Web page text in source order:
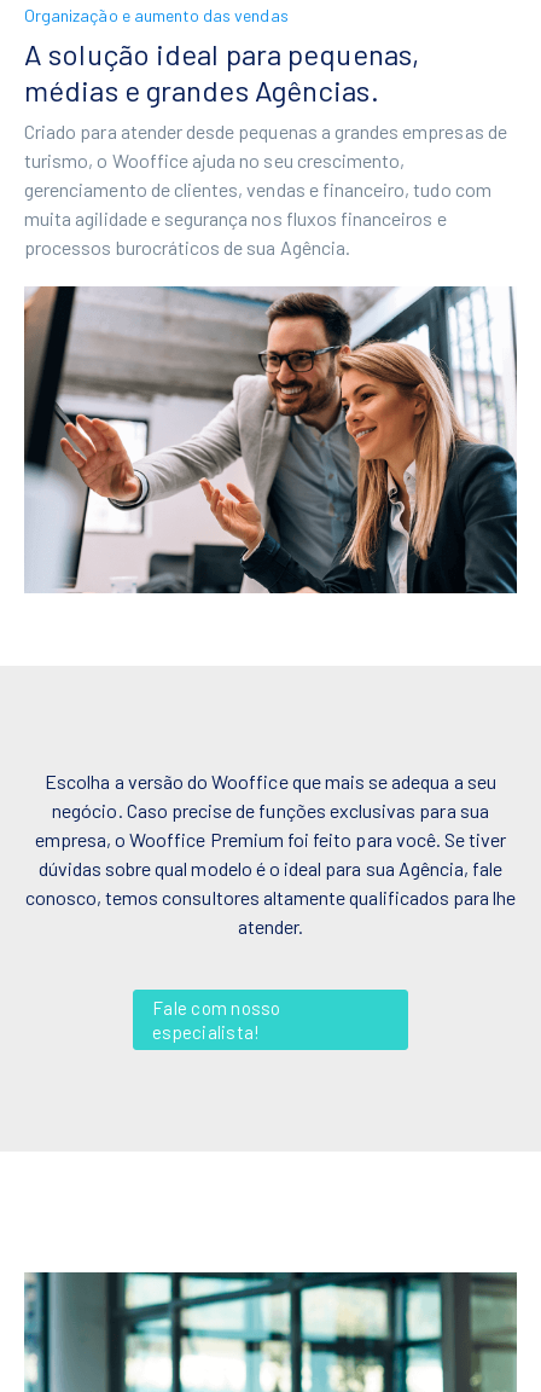
Organização e aumento das vendas
A solução ideal para pequenas,
médias e grandes Agências.
Criado para atender desde pequenas a grandes empresas de
turismo, o Wooffice ajuda no seu crescimento,
gerenciamento de clientes, vendas e financeiro, tudo com
muita agilidade e segurança nos fluxos financeiros e
processos burocráticos de sua Agência.
Escolha a versão do Wooffice que mais se adequa a seu
negócio. Caso precise de funções exclusivas para sua
empresa, o Wooffice Premium foi feito para você. Se tiver
dúvidas sobre qual modelo é o ideal para sua Agência, fale
conosco, temos consultores altamente qualificados para lhe
atender.
Fale com nosso
especialista!